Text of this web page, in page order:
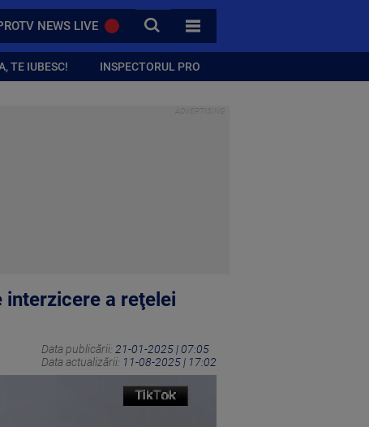
NEWS LIVE CAUTA
TOATE CATEGORIILE
TE IUBESC! INSPECTORUL PRO
interzicere a reţelei
Data publicării: 21-01-2025 | 07:05
Data actualizării: 11-08-2025 | 17:02